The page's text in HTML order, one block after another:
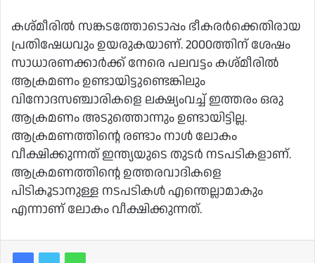
കശ്മീരില്‍ സങ്കടത്തോടൊപ്പം ഭീകരര്‍ക്കെതിരായ
പ്രതിഷേധവും ഉയരുകയാണ്. 2000ത്തിന് ശേഷം
സാധാരണക്കാര്‍ക്ക് നേരെ പലവട്ടം കശ്മീരില്‍
ആക്രമണം ഉണ്ടായിട്ടുണ്ടെങ്കിലും
വിനോദസഞ്ചാരികളെ ലക്ഷ്യംവച്ച് ഇത്തരം ഒരു
ആക്രമണം അടുത്തൊന്നും ഉണ്ടായിട്ടില്ല.
ആക്രമണത്തിന്റെ രണ്ടാം നാള്‍ ലോകം
വീക്ഷിക്കുന്നത് ഇന്ത്യയുടെ തുടര്‍ നടപടികളാണ്.
ആക്രമണത്തിന്റെ ഉത്തരവാദികളെ
പിടികൂടാനുള്ള നടപടികള്‍ എന്തെല്ലാമാകും
എന്നാണ് ലോകം വീക്ഷിക്കുന്നത്.